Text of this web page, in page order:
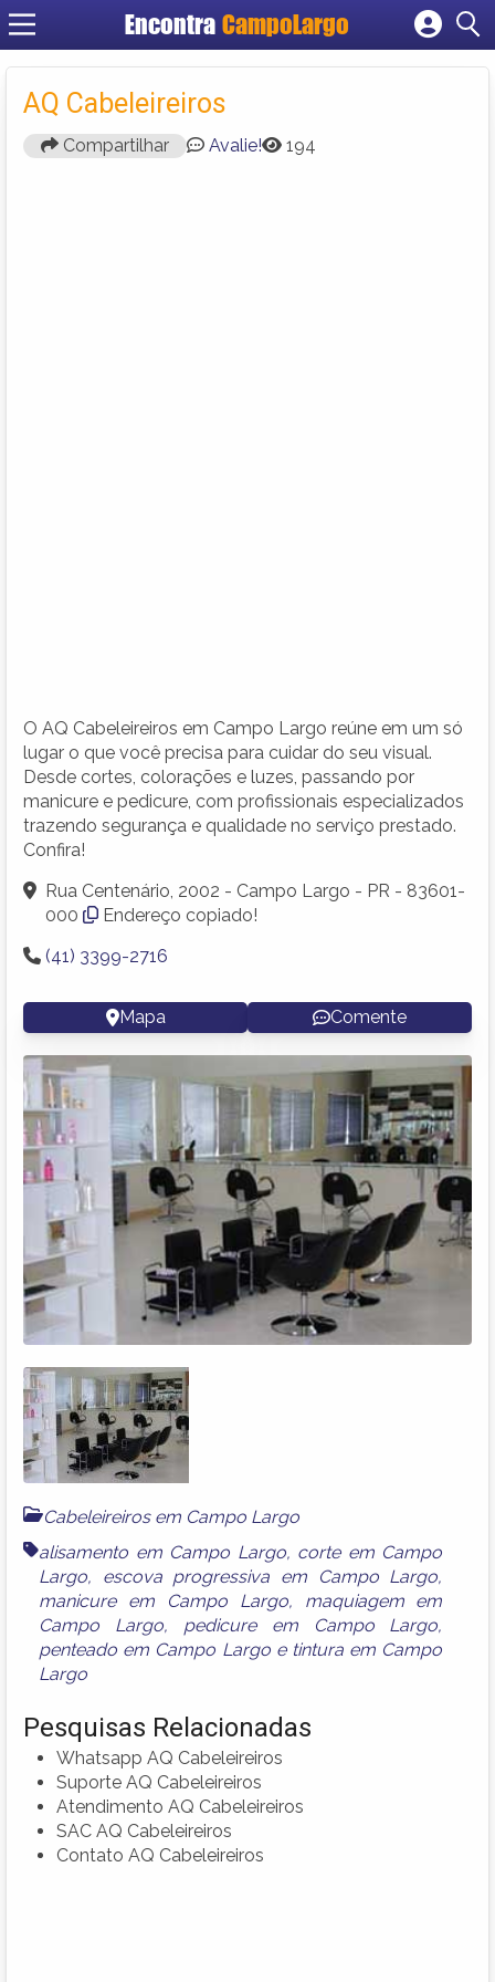
Encontra CampoLargo
Cadastrar empresa
AQ Cabeleireiros
Compartilhar Avalie! 194
O AQ Cabeleireiros em Campo Largo reúne em um só
lugar o que você precisa para cuidar do seu visual.
Desde cortes, colorações e luzes, passando por
manicure e pedicure, com profissionais especializados
trazendo segurança e qualidade no serviço prestado.
Confira!
Rua Centenário, 2002 - Campo Largo - PR - 83601-
000
Endereço copiado!
(41) 3399-2716
Mapa Comente
Cabeleireiros em Campo Largo
alisamento em Campo Largo, corte em Campo
Largo, escova progressiva em Campo Largo,
manicure em Campo Largo, maquiagem em
Campo Largo, pedicure em Campo Largo,
penteado em Campo Largoe tintura em Campo
Largo
Pesquisas Relacionadas
Whatsapp AQ Cabeleireiros
Suporte AQ Cabeleireiros
Atendimento AQ Cabeleireiros
SAC AQ Cabeleireiros
Contato AQ Cabeleireiros